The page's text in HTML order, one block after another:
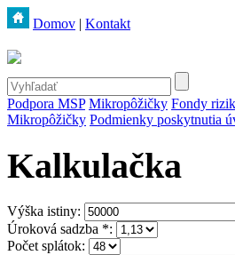
Domov | Kontakt
Podpora MSP Mikropôžičky Fondy
Mikropôžičky Podmienky poskytnutia
Kalkulačka
Výška istiny:
Úroková sadzba *:
Počet splátok: